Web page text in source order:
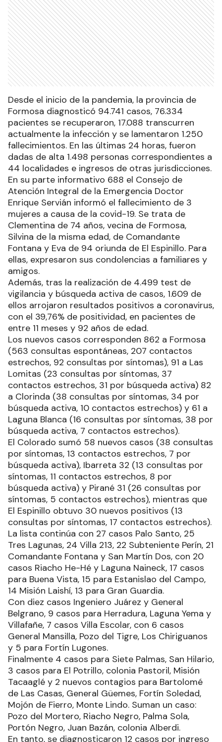
Desde el inicio de la pandemia, la provincia de
Formosa diagnosticó 94.741 casos, 76.334
pacientes se recuperaron, 17.088 transcurren
actualmente la infección y se lamentaron 1.250
fallecimientos. En las últimas 24 horas, fueron
dadas de alta 1.498 personas correspondientes a
44 localidades e ingresos de otras jurisdicciones.
En su parte informativo 688 el Consejo de
Atención Integral de la Emergencia Doctor
Enrique Servián informó el fallecimiento de 3
mujeres a causa de la covid-19. Se trata de
Clementina de 74 años, vecina de Formosa,
Silvina de la misma edad, de Comandante
Fontana y Eva de 94 oriunda de El Espinillo. Para
ellas, expresaron sus condolencias a familiares y
amigos.
Además, tras la realización de 4.499 test de
vigilancia y búsqueda activa de casos, 1.609 de
ellos arrojaron resultados positivos a coronavirus,
con el 39,76% de positividad, en pacientes de
entre 11 meses y 92 años de edad.
Los nuevos casos corresponden 862 a Formosa
(563 consultas espontáneas, 207 contactos
estrechos, 92 consultas por síntomas), 91 a Las
Lomitas (23 consultas por síntomas, 37
contactos estrechos, 31 por búsqueda activa) 82
a Clorinda (38 consultas por síntomas, 34 por
búsqueda activa, 10 contactos estrechos) y 61 a
Laguna Blanca (16 consultas por síntomas, 38 por
búsqueda activa, 7 contactos estrechos).
El Colorado sumó 58 nuevos casos (38 consultas
por síntomas, 13 contactos estrechos, 7 por
búsqueda activa), Ibarreta 32 (13 consultas por
síntomas, 11 contactos estrechos, 8 por
búsqueda activa) y Pirané 31 (26 consultas por
síntomas, 5 contactos estrechos), mientras que
El Espinillo obtuvo 30 nuevos positivos (13
consultas por síntomas, 17 contactos estrechos).
La lista continúa con 27 casos Palo Santo, 25
Tres Lagunas, 24 Villa 213, 22 Subteniente Perín, 21
Comandante Fontana y San Martín Dos, con 20
casos Riacho He-Hé y Laguna Naineck, 17 casos
para Buena Vista, 15 para Estanislao del Campo,
14 Misión Laishí, 13 para Gran Guardia.
Con diez casos Ingeniero Juárez y General
Belgrano, 9 casos para Herradura, Laguna Yema y
Villafañe, 7 casos Villa Escolar, con 6 casos
General Mansilla, Pozo del Tigre, Los Chiriguanos
y 5 para Fortín Lugones.
Finalmente 4 casos para Siete Palmas, San Hilario,
3 casos para El Potrillo, colonia Pastoril, Misión
Tacaaglé y 2 nuevos contagios para Bartolomé
de Las Casas, General Güemes, Fortín Soledad,
Mojón de Fierro, Monte Lindo. Suman un caso:
Pozo del Mortero, Riacho Negro, Palma Sola,
Portón Negro, Juan Bazán, colonia Alberdi.
En tanto, se diagnosticaron 12 casos por ingreso